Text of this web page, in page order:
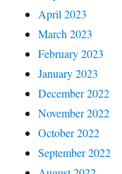
April 2023
March 2023
February 2023
January 2023
December 2022
November 2022
October 2022
September 2022